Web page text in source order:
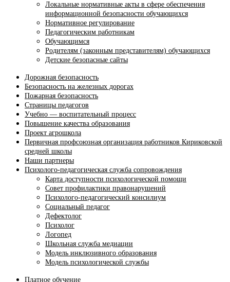
Локальные нормативные акты в сфере обеспечения
информационной безопасности обучающихся
Нормативное регулирование
Педагогическим работникам
Обучающимся
Родителям (законным представителям) обучающихся
Детские безопасные сайты
Дорожная безопасность
Безопасность на железных дорогах
Пожарная безопасность
Страницы педагогов
Учебно — воспитательный процесс
Повышение качества образования
Проект агрошкола
Первичная профсоюзная организация работников Кириковской
средней школы
Наши партнеры
Психолого-педагогическая служба сопровождения
Карта доступности психологической помощи
Совет профилактики правонарушений
Психолого-педагогический консилиум
Социальный педагог
Дефектолог
Психолог
Логопед
Школьная служба медиации
Модель инклюзивного образования
Модель психологической службы
Платное обучение